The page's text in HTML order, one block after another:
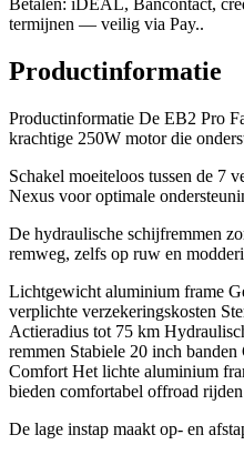
Betalen: iDEAL, Bancontact,
termijnen — veilig via Pay..
Productinformatie
Productinformatie De EB2 Pro
krachtige 250W motor die
Schakel moeiteloos tussen de 7
Nexus voor optimale
De hydraulische schijfremmen
remweg, zelfs op ruw en
Lichtgewicht aluminium frame
verplichte verzekeringskosten
Actieradius tot 75 km
remmen Stabiele 20 inch
Comfort Het lichte aluminium
bieden comfortabel offroad rijden
De lage instap maakt op- en